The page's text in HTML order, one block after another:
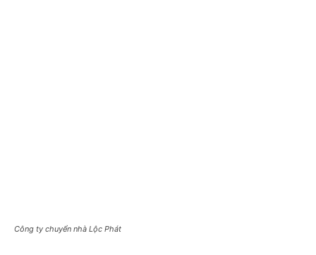
Công ty chuyển nhà Lộc Phát